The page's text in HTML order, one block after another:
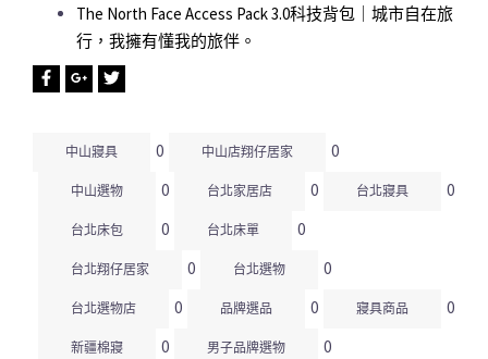
The North Face Access Pack 3.0科技背包｜城市自在旅
行，我擁有懂我的旅伴。
中山寢具 0 中山店翔仔居家 0
中山選物 0 台北家居店 0 台北寢具 0
台北床包 0 台北床單 0
台北翔仔居家 0 台北選物 0
台北選物店 0 品牌選品 0 寢具商品 0
新疆棉寢 0 男子品牌選物 0